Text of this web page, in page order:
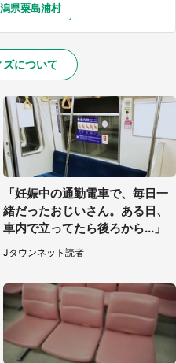
県粟島浦村
について
「妊娠中の通勤電車で、毎日一
緒だったおじいさん。ある日、
車内で立ってたら後ろから...」
Jタウンネット読者